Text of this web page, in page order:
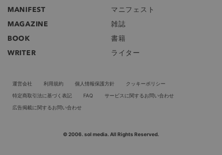
MANIFEST
マニフェスト
MAGAZINE
雑誌
BOOK
書籍
WRITER
ライター
運営会社 利用規約 個人情報保護方針
クッキーポリシー
特定商取引法に基づく表記
FAQ
サービスに関するお問い合わせ
広告掲載に関するお問い合わせ
© 2006. sol media. All Rights Reserved.